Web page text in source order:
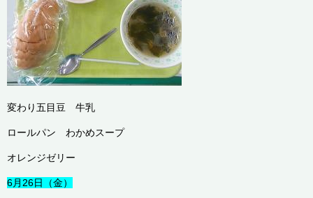
変わり五目豆 牛乳
ロールパン わかめスープ
オレンジゼリー
6月26日（金）